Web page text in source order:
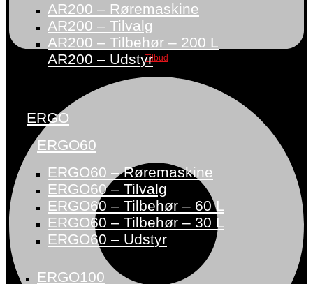
Tilbud
AR200 – Røremaskine
AR200 – Tilvalg
AR200 – Tilbehør – 200 L
AR200 – Udstyr
ERGO
ERGO60
ERGO60 – Røremaskine
ERGO60 – Tilvalg
ERGO60 – Tilbehør – 60 L
ERGO60 – Tilbehør – 30 L
ERGO60 – Udstyr
ERGO100